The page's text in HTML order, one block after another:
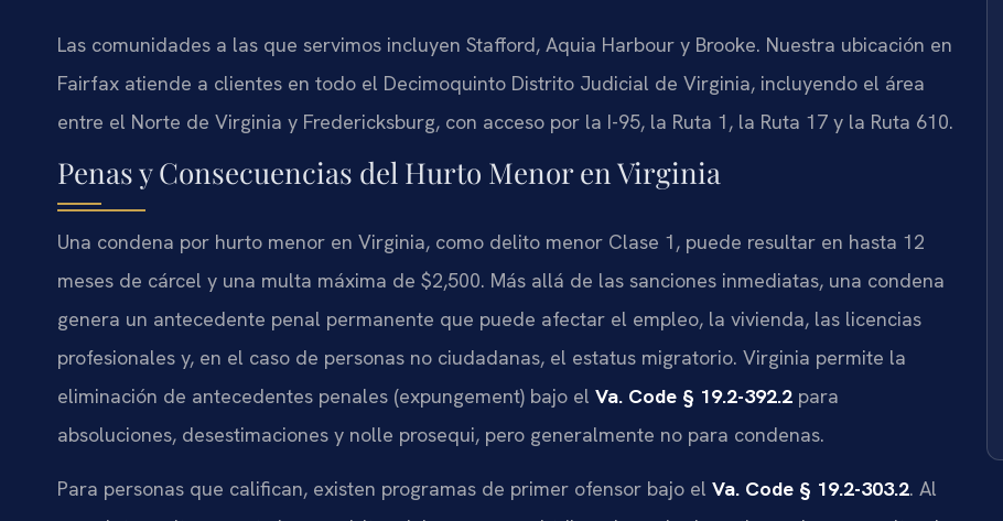
Las comunidades a las que servimos incluyen Stafford, Aquia Harbour y Brooke. Nuestra ubicación en
Fairfax atiende a clientes en todo el Decimoquinto Distrito Judicial de Virginia, incluyendo el área
entre el Norte de Virginia y Fredericksburg, con acceso por la I-95, la Ruta 1, la Ruta 17 y la Ruta 610.
Penas y Consecuencias del Hurto Menor en Virginia
Una condena por hurto menor en Virginia, como delito menor Clase 1, puede resultar en hasta 12
meses de cárcel y una multa máxima de $2,500. Más allá de las sanciones inmediatas, una condena
genera un antecedente penal permanente que puede afectar el empleo, la vivienda, las licencias
profesionales y, en el caso de personas no ciudadanas, el estatus migratorio. Virginia permite la
eliminación de antecedentes penales (expungement) bajo el Va. Code § 19.2-392.2 para
absoluciones, desestimaciones y nolle prosequi, pero generalmente no para condenas.
Para personas que califican, existen programas de primer ofensor bajo el Va. Code § 19.2-303.2. Al